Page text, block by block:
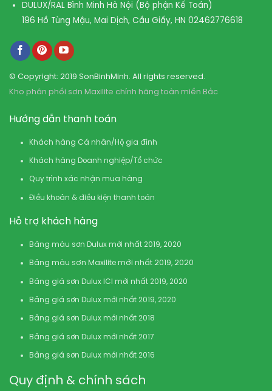
DULUX/RAL Bình Minh Hà Nội (Bộ phận Kế Toán)
196 Hồ Tùng Mậu, Mai Dịch, Cầu Giấy, HN 02462776618
© Copyright: 2019 SonBinhMinh. All rights reserved.
Kho phân phối sơn Maxilite chính hãng toàn miền Bắc
Hướng dẫn thanh toán
Khách hàng Cá nhân/Hộ gia đình
Khách hàng Doanh nghiệp/Tổ chức
Quy trình xác nhận mua hàng
Điều khoản & điều kiện thanh toán
Hỗ trợ khách hàng
Bảng màu sơn Dulux mới nhất 2019, 2020
Bảng màu sơn Maxilite mới nhất 2019, 2020
Bảng giá sơn Dulux ICI mới nhất 2019, 2020
Bảng giá sơn Dulux mới nhất 2019, 2020
Bảng giá sơn Dulux mới nhất 2018
Bảng giá sơn Dulux mới nhất 2017
Bảng giá sơn Dulux mới nhất 2016
Quy định & chính sách